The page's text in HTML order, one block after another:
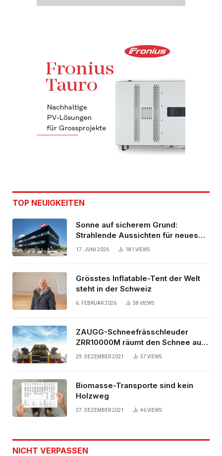
TOP NEUIGKEITEN
Sonne auf sicherem Grund:
Strahlende Aussichten für neues
Bürogebäude
17. JUNI 2026 181 VIEWS
Grösstes Inflatable-Tent der Welt
steht in der Schweiz
6. FEBRUAR 2026 58 VIEWS
ZAUGG-Schneefrässchleuder
ZRR10000M räumt den Schnee auf
schwedischen Gleisen
29. DEZEMBER 2021 57 VIEWS
Biomasse-Transporte sind kein
Holzweg
27. DEZEMBER 2021 46VIEWS
NICHT VERPASSEN